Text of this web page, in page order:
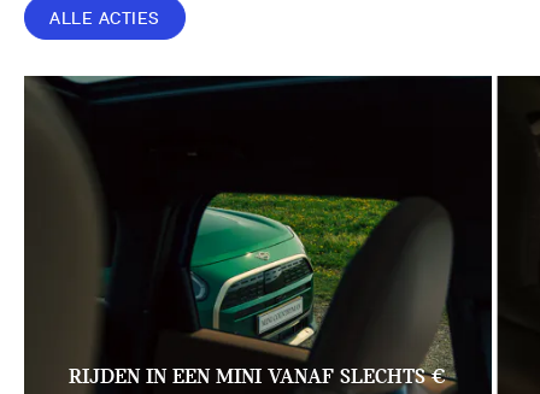
ALLE ACTIES
RIJDEN IN EEN MINI VANAF SLECHTS €